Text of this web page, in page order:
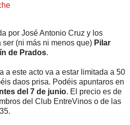
por José Antonio Cruz y los
(ni más ni menos que) Pilar
de Prados.
a este acto va a estar limitada a 50
daos prisa. Podéis apuntaros en
del 7 de junio. El precio es de
del Club EntreVinos o de las